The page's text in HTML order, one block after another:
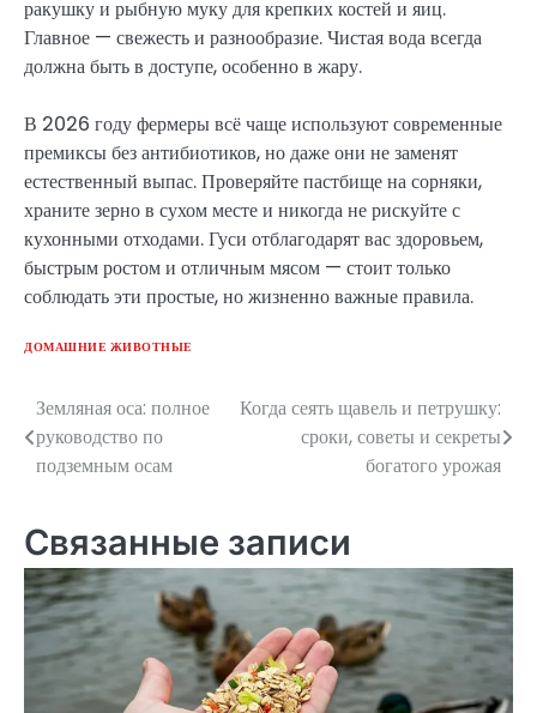
ракушку и рыбную муку для крепких костей и яиц.
Главное — свежесть и разнообразие. Чистая вода всегда
должна быть в доступе, особенно в жару.
В 2026 году фермеры всё чаще используют современные
премиксы без антибиотиков, но даже они не заменят
естественный выпас. Проверяйте пастбище на сорняки,
храните зерно в сухом месте и никогда не рискуйте с
кухонными отходами. Гуси отблагодарят вас здоровьем,
быстрым ростом и отличным мясом — стоит только
соблюдать эти простые, но жизненно важные правила.
ДОМАШНИЕ ЖИВОТНЫЕ
Навигация
по
Земляная оса: полное
руководство по
подземным осам
Когда сеять щавель и петрушку:
сроки, советы и секреты
богатого урожая
Связанные записи